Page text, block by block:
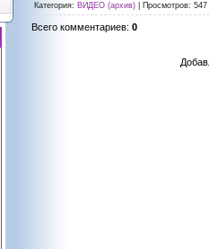
Категория: ВИДЕО (архив) Просмотров:
Всего комментариев: 0